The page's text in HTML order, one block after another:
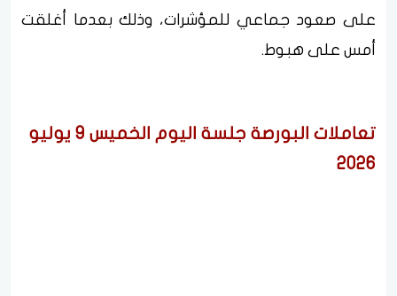
على صعود جماعي للمؤشرات، وذلك بعدما أغلقت
أمس على هبوط.
تعاملات البورصة جلسة اليوم الخميس 9 يوليو
2026